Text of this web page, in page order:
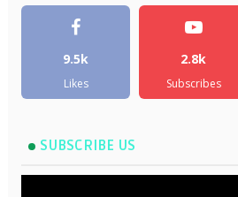
9.5k
Likes
2.8k
Subscribes
SUBSCRIBE US